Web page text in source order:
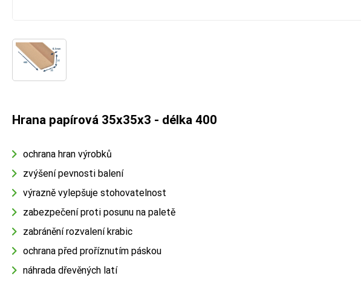
Hrana papírová 35x35x3 - délka 400
ochrana hran výrobků
zvýšení pevnosti balení
výrazně vylepšuje stohovatelnost
zabezpečení proti posunu na paletě
zabránění rozvalení krabic
ochrana před proříznutím páskou
náhrada dřevěných latí